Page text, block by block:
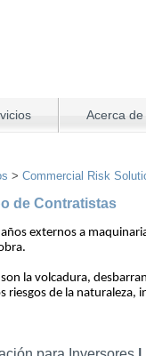
Acerca de
> Commercial Risk
de Contratistas
externos a
la volcadura,
de la naturaleza,